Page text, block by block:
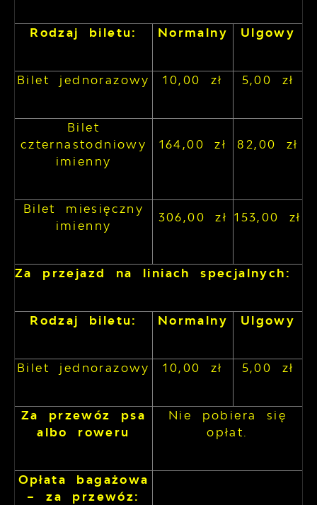
Rodzaj biletu: Normalny Ulgowy
Bilet jednorazowy 10,00 zł 5,00 zł
Bilet
czternastodniowy
imienny
164,00 zł 82,00 zł
Bilet miesięczny
imienny
306,00 zł 153,00 zł
Za przejazd na liniach specjalnych:
Rodzaj biletu: Normalny Ulgowy
Bilet jednorazowy 10,00 zł 5,00 zł
Za przewóz psa
albo roweru
Nie pobiera się
opłat.
Opłata bagażowa
– za przewóz: